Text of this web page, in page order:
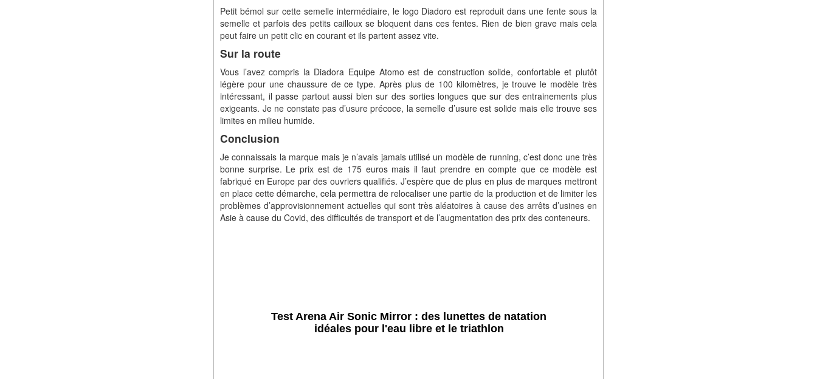
Petit bémol sur cette semelle intermédiaire, le logo Diadoro est reproduit dans une fente sous la
semelle et parfois des petits cailloux se bloquent dans ces fentes. Rien de bien grave mais cela
peut faire un petit clic en courant et ils partent assez vite.
Sur la route
Vous l’avez compris la Diadora Equipe Atomo est de construction solide, confortable et plutôt
légère pour une chaussure de ce type. Après plus de 100 kilomètres, je trouve le modèle très
intéressant, il passe partout aussi bien sur des sorties longues que sur des entrainements plus
exigeants. Je ne constate pas d’usure précoce, la semelle d’usure est solide mais elle trouve ses
limites en milieu humide.
Conclusion
Je connaissais la marque mais je n’avais jamais utilisé un modèle de running, c’est donc une très
bonne surprise. Le prix est de 175 euros mais il faut prendre en compte que ce modèle est
fabriqué en Europe par des ouvriers qualifiés. J’espère que de plus en plus de marques mettront
en place cette démarche, cela permettra de relocaliser une partie de la production et de limiter les
problèmes d’approvisionnement actuelles qui sont très aléatoires à cause des arrêts d’usines en
Asie à cause du Covid, des difficultés de transport et de l’augmentation des prix des conteneurs.
Test Arena Air Sonic Mirror : des lunettes de natation
idéales pour l'eau libre et le triathlon